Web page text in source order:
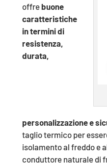
offre buone
caratteristiche
in termini di
resistenza,
durata,
personalizzazione e
taglio termico per
isolamento al freddo e
conduttore naturale di